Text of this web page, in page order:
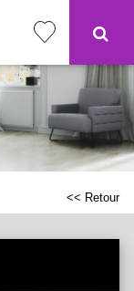
<< Retour